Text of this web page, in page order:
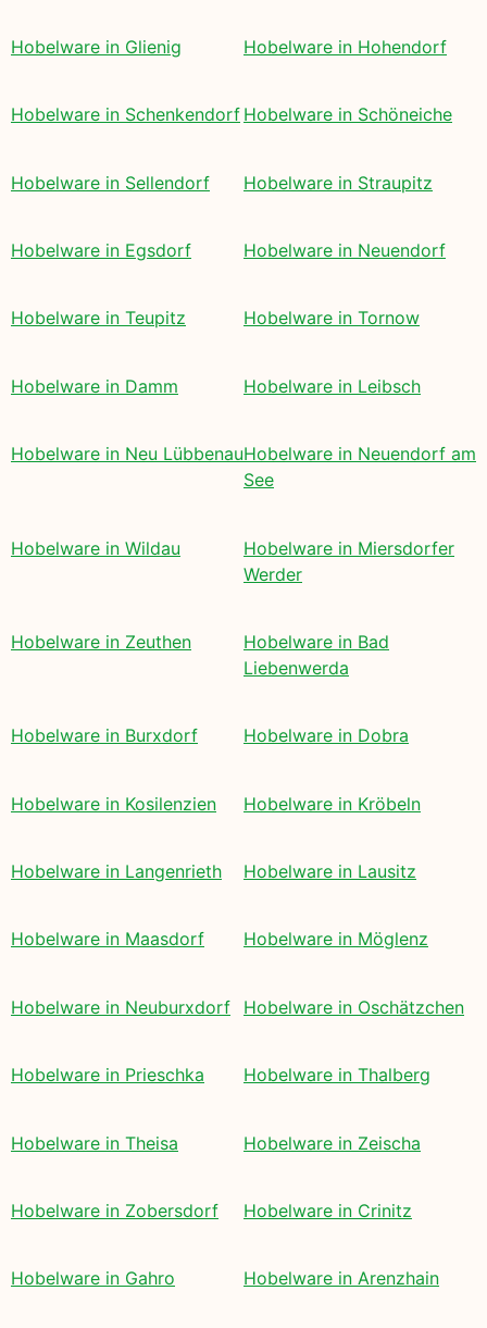
Hobelware in Glienig Hobelware in Hohendorf
Hobelware in Schenkendorf Hobelware in Schöneiche
Hobelware in Sellendorf Hobelware in Straupitz
Hobelware in Egsdorf Hobelware in Neuendorf
Hobelware in Teupitz Hobelware in Tornow
Hobelware in Damm Hobelware in Leibsch
Hobelware in Neu LübbenauHobelware in Neuendorf am
See
Hobelware in Wildau
Hobelware in Miersdorfer
Werder
Hobelware in Zeuthen
Hobelware in Bad
Liebenwerda
Hobelware in Burxdorf Hobelware in Dobra
Hobelware in Kosilenzien Hobelware in Kröbeln
Hobelware in Langenrieth Hobelware in Lausitz
Hobelware in Maasdorf Hobelware in Möglenz
Hobelware in Neuburxdorf Hobelware in Oschätzchen
Hobelware in Prieschka Hobelware in Thalberg
Hobelware in Theisa Hobelware in Zeischa
Hobelware in Zobersdorf Hobelware in Crinitz
Hobelware in Gahro Hobelware in Arenzhain